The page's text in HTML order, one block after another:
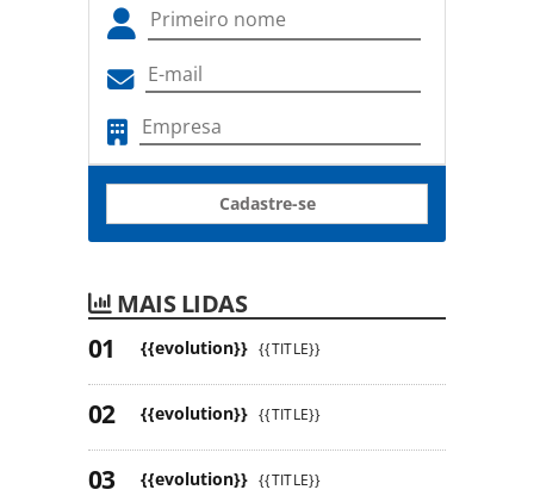
Cadastre-se
MAIS LIDAS
{{evolution}} {{TITLE}}
{{evolution}} {{TITLE}}
{{evolution}} {{TITLE}}